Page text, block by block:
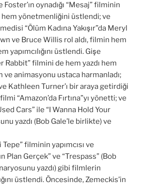
oynadığı “Mesaj” filminin
hem yönetmenliğini üstlendi; ve
“Ölüm Kadına Yakışır”da Meryl
ve Bruce Willis rol aldı, filmin hem
yapımcılığını üstlendi. Gişe
Rabbit” filmini de hem yazdı hem
animasyonu ustaca harmanladı;
Kathleen Turner’ı bir araya getirdiği
“Amazon’da Fırtına”yı yönetti; ve
Cars” ile “I Wanna Hold Your
yazdı (Bob Gale’le birlikte) ve
filminin yapımcısı ve
Plan Gerçek” ve “Trespass” (Bob
yazdı) gibi filmlerin
üstlendi. Öncesinde, Zemeckis’in